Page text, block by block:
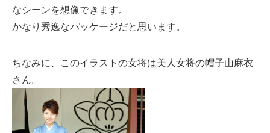
なシーンを想像できます。
かなり秀逸なパッケージだと思います。
ちなみに、このイラストの女将は美人女将の帽子山麻衣
さん。